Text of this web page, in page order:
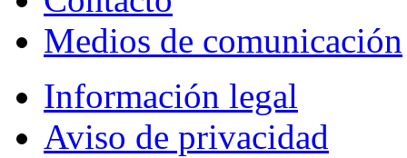
Medios de comunicación
Información legal
Aviso de privacidad